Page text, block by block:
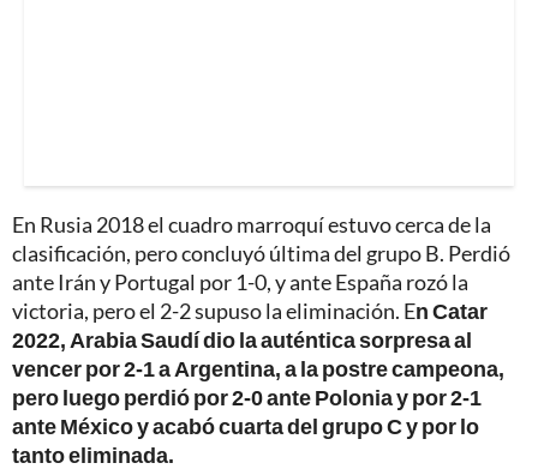
En Rusia 2018 el cuadro marroquí estuvo cerca de la
clasificación, pero concluyó última del grupo B. Perdió
ante Irán y Portugal por 1-0, y ante España rozó la
victoria, pero el 2-2 supuso la eliminación. En Catar
2022, Arabia Saudí dio la auténtica sorpresa al
vencer por 2-1 a Argentina, a la postre campeona,
pero luego perdió por 2-0 ante Polonia y por 2-1
ante México y acabó cuarta del grupo C y por lo
tanto eliminada.